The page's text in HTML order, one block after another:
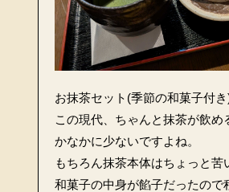
お抹茶セット(季節の和菓子付
この現代、ちゃんと抹茶が飲め
かなかに少ないですよね。
もちろん抹茶本体はちょっと苦
和菓子の中身が餡子だったので